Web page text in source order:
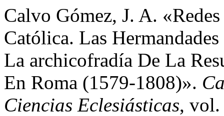
Calvo Gómez, J. A.
Católica. Las
La archicofradía De La
En Roma (1579-1808)».
Ciencias Eclesiásticas, vol.